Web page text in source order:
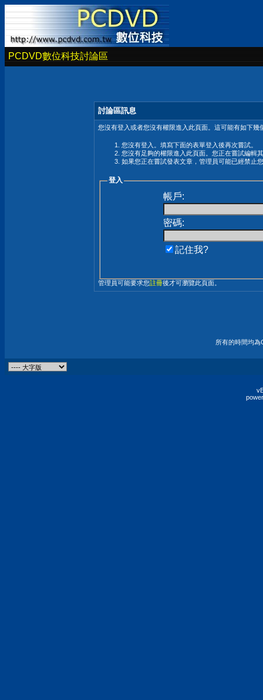
PCDVD數位科技討論區
討論區訊息
您沒有登入或者您沒有權限進入此頁面。這可能有如下幾
您沒有登入。填寫下面的表單登入後再次嘗試。
您沒有足夠的權限進入此頁面。您正在嘗試編輯
如果您正在嘗試發表文章，管理員可能已經禁止
登入
帳戶:
密碼:
記住我?
管理員可能要求您註冊後才可瀏覽此頁面。
所有的時間均為